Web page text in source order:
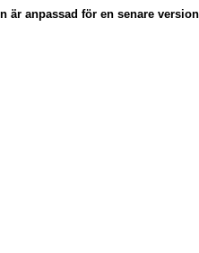
anpassad för en senare